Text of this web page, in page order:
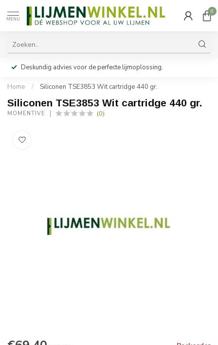
MENU
0
Deskundig advies voor de perfecte lijmoplossing.
Home / Siliconen TSE3853 Wit cartridge 440 gr.
Siliconen TSE3853 Wit cartridge 440 gr.
MOMENTIVE (0)